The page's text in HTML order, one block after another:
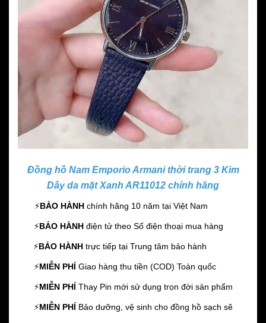
Đồng hồ Nam Emporio Armani thời trang 3 Kim
Dây da mặt Xanh AR11012 chính hãng
⚡️BẢO HÀNH chính hãng 10 năm tại Việt Nam
⚡️BẢO HÀNH điện tử theo Số điện thoại mua hàng
⚡️BẢO HÀNH trực tiếp tại Trung tâm bảo hành
⚡️MIỄN PHÍ Giao hàng thu tiền (COD) Toàn quốc
⚡️MIỄN PHÍ Thay Pin mới sử dụng trọn đời sản phẩm
⚡️MIỄN PHÍ Bảo dưỡng, vệ sinh cho đồng hồ sạch sẽ